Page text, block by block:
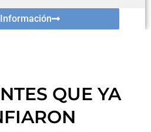
QUE YA